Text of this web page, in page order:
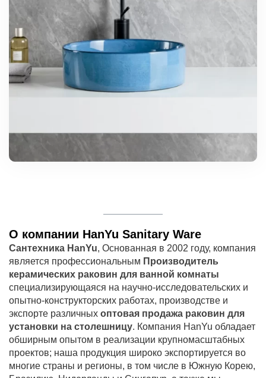
О компании HanYu Sanitary Ware
Сантехника HanYu, Основанная в 2002 году, компания
является профессиональным Производитель
керамических раковин для ванной комнаты
специализирующаяся на научно-исследовательских и
опытно-конструкторских работах, производстве и
экспорте различных оптовая продажа раковин для
установки на столешницу. Компания HanYu обладает
обширным опытом в реализации крупномасштабных
проектов; наша продукция широко экспортируется во
многие страны и регионы, в том числе в Южную Корею,